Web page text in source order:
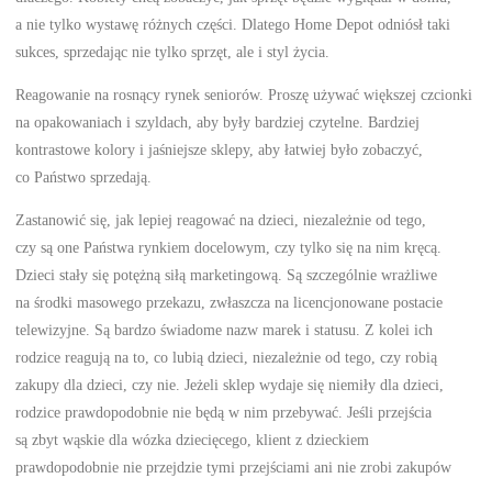
a nie tylko wystawę różnych części. Dlatego Home Depot odniósł taki
sukces, sprzedając nie tylko sprzęt, ale i styl życia.
Reagowanie na rosnący rynek seniorów. Proszę używać większej czcionki
na opakowaniach i szyldach, aby były bardziej czytelne. Bardziej
kontrastowe kolory i jaśniejsze sklepy, aby łatwiej było zobaczyć,
co Państwo sprzedają.
Zastanowić się, jak lepiej reagować na dzieci, niezależnie od tego,
czy są one Państwa rynkiem docelowym, czy tylko się na nim kręcą.
Dzieci stały się potężną siłą marketingową. Są szczególnie wrażliwe
na środki masowego przekazu, zwłaszcza na licencjonowane postacie
telewizyjne. Są bardzo świadome nazw marek i statusu. Z kolei ich
rodzice reagują na to, co lubią dzieci, niezależnie od tego, czy robią
zakupy dla dzieci, czy nie. Jeżeli sklep wydaje się niemiły dla dzieci,
rodzice prawdopodobnie nie będą w nim przebywać. Jeśli przejścia
są zbyt wąskie dla wózka dziecięcego, klient z dzieckiem
prawdopodobnie nie przejdzie tymi przejściami ani nie zrobi zakupów